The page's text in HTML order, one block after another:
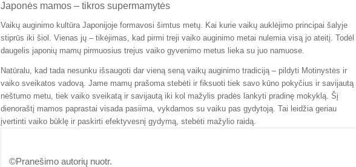
Japonės mamos – tikros supermamytės
Vaikų auginimo kultūra Japonijoje formavosi šimtus metų. Kai kurie vaikų auklėjimo principai šalyje
stiprūs iki šiol. Vienas jų – tikėjimas, kad pirmi treji vaiko auginimo metai nulemia visą jo ateitį. Todėl
daugelis japonių mamų pirmuosius trejus vaiko gyvenimo metus lieka su juo namuose.
Natūralu, kad tada nesunku išsaugoti dar vieną seną vaikų auginimo tradiciją – pildyti Motinystės ir
vaiko sveikatos vadovą. Jame mamų prašoma stebėti ir fiksuoti tiek savo kūno pokyčius ir savijautą
nėštumo metu, tiek vaiko sveikatą ir savijautą iki kol mažylis pradės lankyti pradinę mokyklą. Šį
dienoraštį mamos paprastai visada pasiima, vykdamos su vaiku pas gydytoją. Tai leidžia geriau
įvertinti vaiko būklę ir paskirti efektyvesnį gydymą, stebėti mažylio raidą.
©Pranešimo autorių nuotr.